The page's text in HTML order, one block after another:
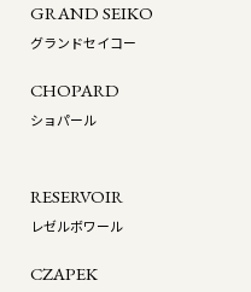
GRAND SEIKO
グランドセイコー
CHOPARD
ショパール
RESERVOIR
レゼルボワール
CZAPEK